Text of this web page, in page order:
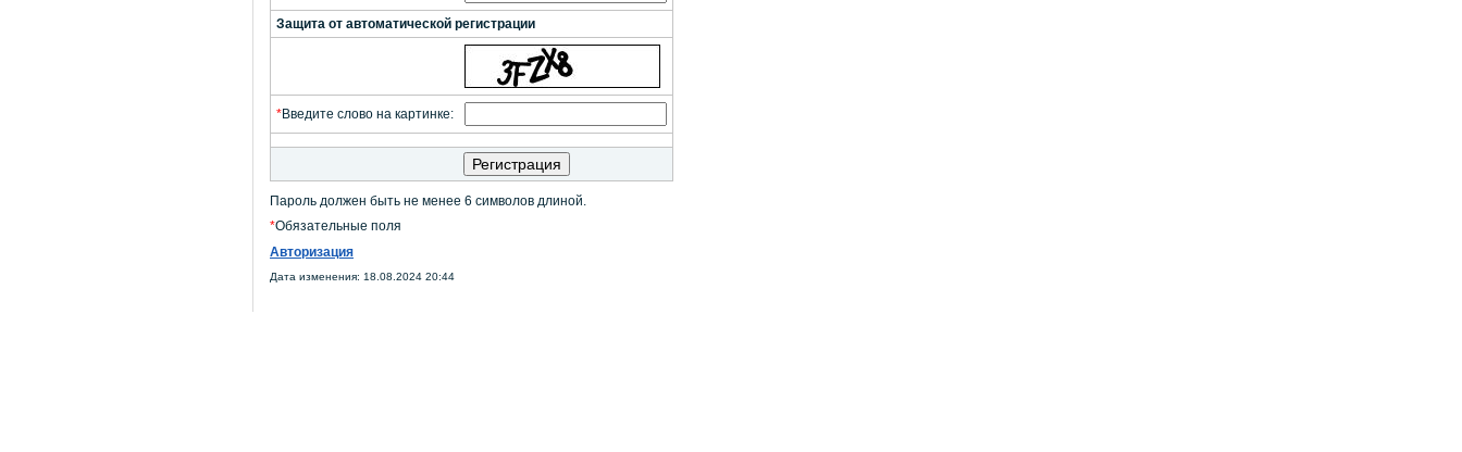
Защита от автоматической регистрации
*Введите слово на картинке:
Пароль должен быть не менее 6 символов длиной.
*Обязательные поля
Авторизация
Дата изменения: 18.08.2024 20:44